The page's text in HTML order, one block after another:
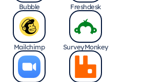
Bubble Freshdesk
Mailchimp SurveyMonkey